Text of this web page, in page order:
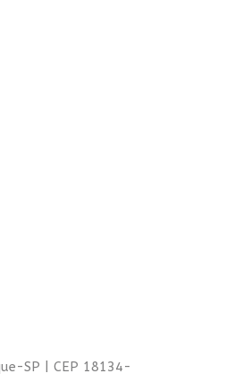
SP | CEP 18134-